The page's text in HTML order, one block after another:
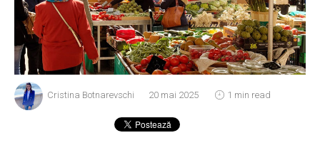
Cristina Botnarevschi 20 mai 2025 1 min read